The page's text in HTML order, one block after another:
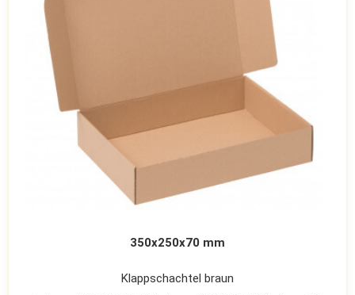
350x250x70 mm
Klappschachtel braun